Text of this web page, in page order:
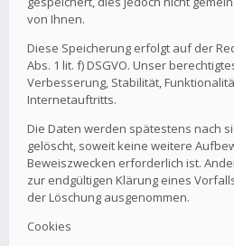
von Ihnen.
Diese Speicherung erfolgt auf der
Abs. 1 lit. f) DSGVO. Unser
Verbesserung, Stabilität,
Internetauftritts.
Die Daten werden spätestens nach
gelöscht, soweit keine weitere
Beweiszwecken erforderlich ist.
zur endgültigen Klärung eines
der Löschung ausgenommen.
Cookies